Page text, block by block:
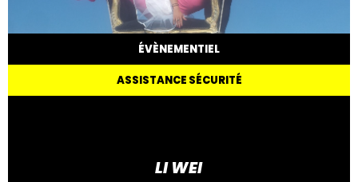
ÉVÈNEMENTIEL
ASSISTANCE SÉCURITÉ
LI WEI